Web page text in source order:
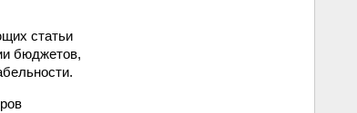
статьи
бюджетов,